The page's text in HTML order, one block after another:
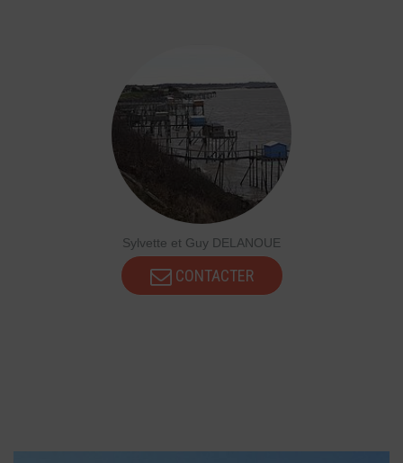
Sylvette et Guy DELANOUE
CONTACTER